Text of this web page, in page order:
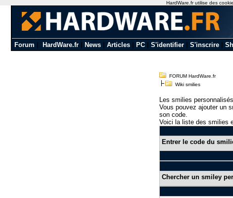
Forum HardWare.fr| News| Articles| PC| S'identifier| S'inscrire|
FORUM HardWare.fr
Wiki smilies
Les smilies
Vous pouvez ajouter un
son code.
Voici la liste des smilies
Entrer le code du
Chercher un smiley
HardWare.fr utilise des